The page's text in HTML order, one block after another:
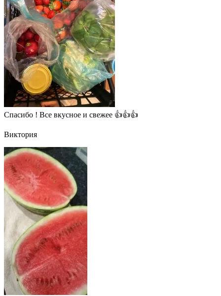
Спасибо ! Все вкусное и свежее 👍👍👍
Виктория